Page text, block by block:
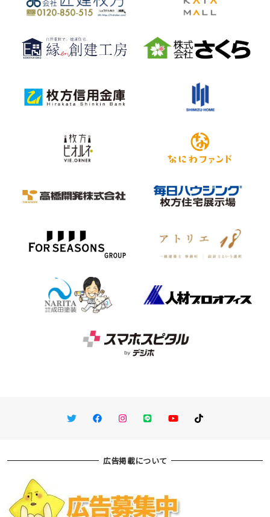
TwitterFacebookInstagram
LINE You TubeTikTok
広告掲載について